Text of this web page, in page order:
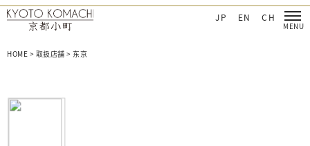
京都小町化妆品‐日本を肌で感じてほしい
JP EN CH
HOME > 取扱店舗 > 东京
本を肌で感じてほしい